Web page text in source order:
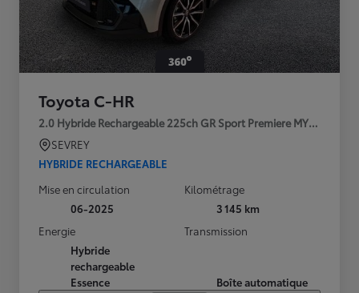
Toyota C-HR
2.0 Hybride Rechargeable 225ch GR Sport Premiere MY25
SEVREY
HYBRIDE RECHARGEABLE
Mise en circulation
06-2025
Kilométrage
3 145 km
Energie
Hybride
rechargeable
Essence
Transmission
Boîte automatique